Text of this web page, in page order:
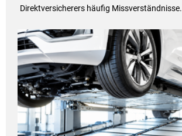
Direktversicherers häufig Missverständnisse.